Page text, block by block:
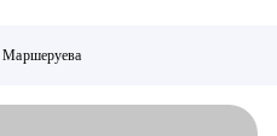
Маршеруева